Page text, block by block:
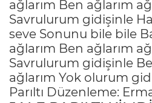
ağlarım Ben ağlarım
Savrulurum gidişinle
seve Sonunu bile bile
ağlarım Ben ağlarım
Savrulurum gidişinle
ağlarım Yok olurum
Parıltı Düzenleme: